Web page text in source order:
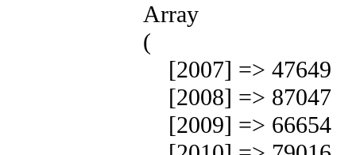
Array
(
[2007] => 47649
[2008] => 87047
[2009] => 66654